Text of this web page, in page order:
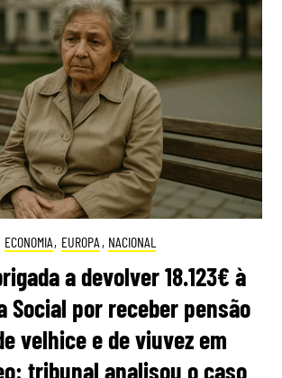
ECONOMIA, EUROPA , NACIONAL
a devolver 18.123€ à
Social por receber pensão
velhice e de viuvez em
tribunal analisou o caso